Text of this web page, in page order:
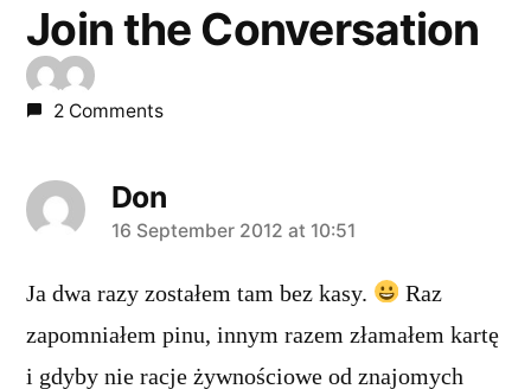
Join the Conversation
2 Comments
Don
says:
16 September 2012 at 10:51
Ja dwa razy zostałem tam bez kasy.
Raz
zapomniałem pinu, innym razem złamałem kartę
i gdyby nie racje żywnościowe od znajomych